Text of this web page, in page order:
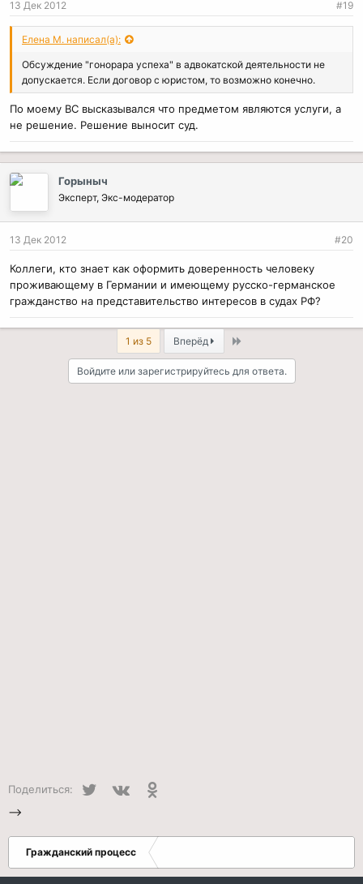
13 Дек 2012 #19
Елена М. написал(а):
Обсуждение "гонорара успеха" в адвокатской деятельности не
допускается. Если договор с юристом, то возможно конечно.
По моему ВС высказывался что предметом являются услуги, а
не решение. Решение выносит суд.
Горыныч
Эксперт, Экс-модератор
13 Дек 2012 #20
Коллеги, кто знает как оформить доверенность человеку
проживающему в Германии и имеющему русско-германское
гражданство на представительство интересов в судах РФ?
1 из 5 Вперёд
Войдите или зарегистрируйтесь для ответа.
Поделиться: Twitter
-->
Гражданский процесс